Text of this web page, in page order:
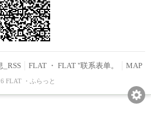
_RSS FLAT ・ FLAT "联系表单。 MAP
FLAT ・ふらっと